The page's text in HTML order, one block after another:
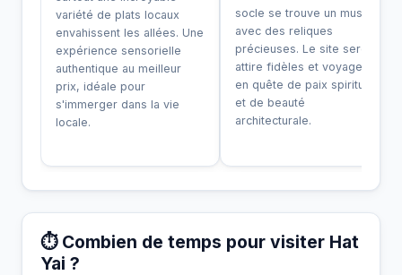
variété de plats locaux
envahissent les allées. Une
expérience sensorielle
authentique au meilleur
prix, idéale pour
s'immerger dans la vie
locale.
socle se trouve un musée
avec des reliques
précieuses. Le site serein
attire fidèles et voyageurs
en quête de paix spirituelle
et de beauté
architecturale.
⏱️ Combien de temps pour visiter Hat
Yai ?